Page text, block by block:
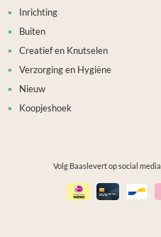
Inrichting
Buiten
Creatief en Knutselen
Verzorging en Hygiëne
Nieuw
Koopjeshoek
Volg Baaslevert op social media